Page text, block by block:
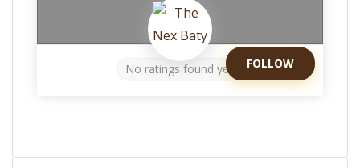
No ratings found yet! FOLLOW